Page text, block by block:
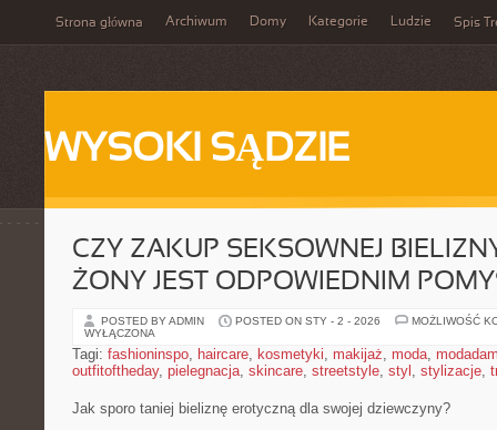
Strona główna Archiwum Domy Kategorie Ludzie Spis
WYSOKI SĄDZIE
CZY ZAKUP SEKSOWNEJ
ŻONY JEST ODPOWIEDNIM
POSTED BY ADMIN POSTED ON STY - 2 - 2026
MOŻLIWOŚĆ
WYŁĄCZONA
Tagi: fashioninspo, haircare, kosmetyki, makijaż, moda,
outfitoftheday, pielegnacja, skincare, streetstyle, styl , stylizacje,
Jak sporo taniej bieliznę erotyczną dla swojej dziewczyny?